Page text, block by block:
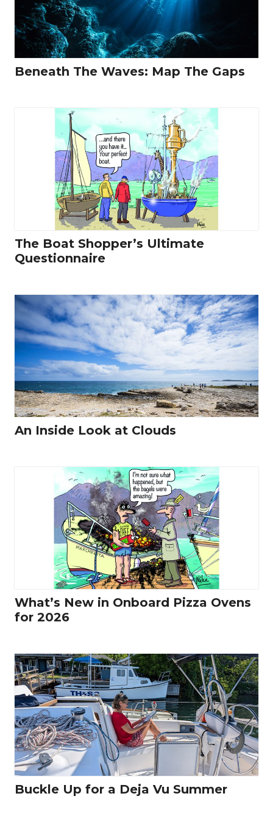
Beneath The Waves: Map The Gaps
The Boat Shopper’s Ultimate
Questionnaire
An Inside Look at Clouds
What’s New in Onboard Pizza Ovens
for 2026
Buckle Up for a Deja Vu Summer